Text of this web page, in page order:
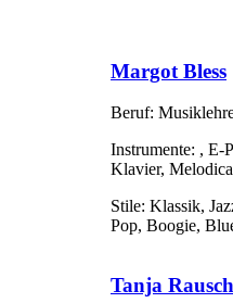
Margot Bless
Beruf:
Instrumente: , E-
Klavier,
Stile: Klassik,
Pop, Boogie,
Tanja